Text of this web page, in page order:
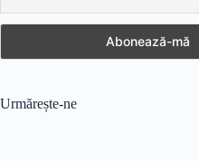
Urmărește-ne